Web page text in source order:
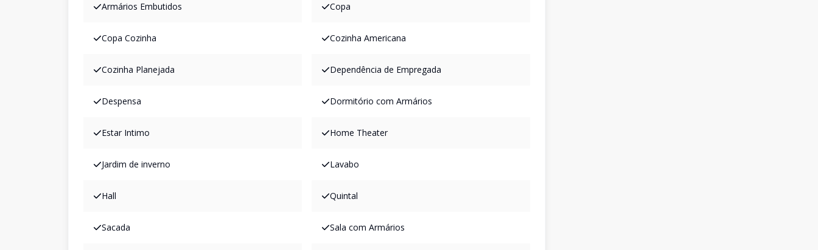
Armários Embutidos Copa
Copa Cozinha Cozinha Americana
Cozinha Planejada Dependência de Empregada
Despensa Dormitório com Armários
Estar Intimo Home Theater
Jardim de inverno Lavabo
Hall Quintal
Sacada Sala com Armários